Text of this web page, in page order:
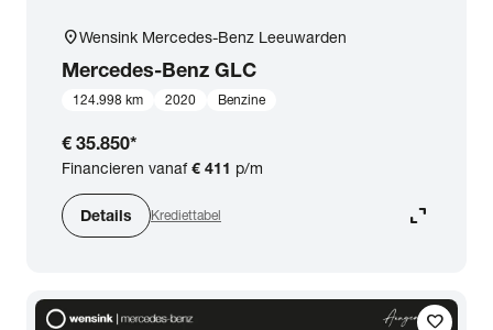
location_onWensink Mercedes-Benz Leeuwarden
Mercedes-Benz GLC
124.998 km 2020 Benzine
€ 35.850*
Financieren vanaf€ 411 p/m
Details Krediettabel expand_content
favorite